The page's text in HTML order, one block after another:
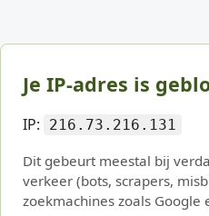
Je IP-adres is
IP: 216.73.216.131
Dit gebeurt meestal bij
verkeer (bots, scrapers,
zoekmachines zoals